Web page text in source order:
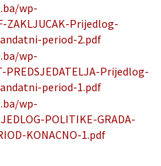
wp-
Prijedlog-
period-2.pdf
wp-
Prijedlog-
period-1.pdf
wp-
POLITIKE-GRADA-
KONACNO-1.pdf